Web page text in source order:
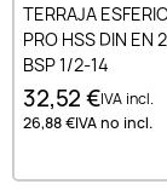
TERRAJA
PRO HSS DIN EN
BSP 1/2-14
32,52 €IVA incl.
26,88 €IVA no incl.